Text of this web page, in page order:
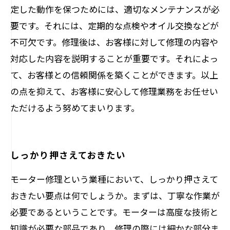
定した動作を保つためには、適切なメンテナンスが必
要です。それには、定期的な点検やオイル交換などが
不可欠です。修理後は、お客様に対して修理の内容や
対応した内容を説明することが重要です。それによっ
て、お客様との信頼関係を築くことができます。以上
の点を抑えて、お客様に安心して修理業務をお任せい
ただけるよう努めてまいります。
しっかり押さえておきたい
モーター修理という業種において、しっかり押さえて
おきたい要点は何でしょうか。まずは、丁寧な作業が
必要であるということです。モーターは高度な技術と